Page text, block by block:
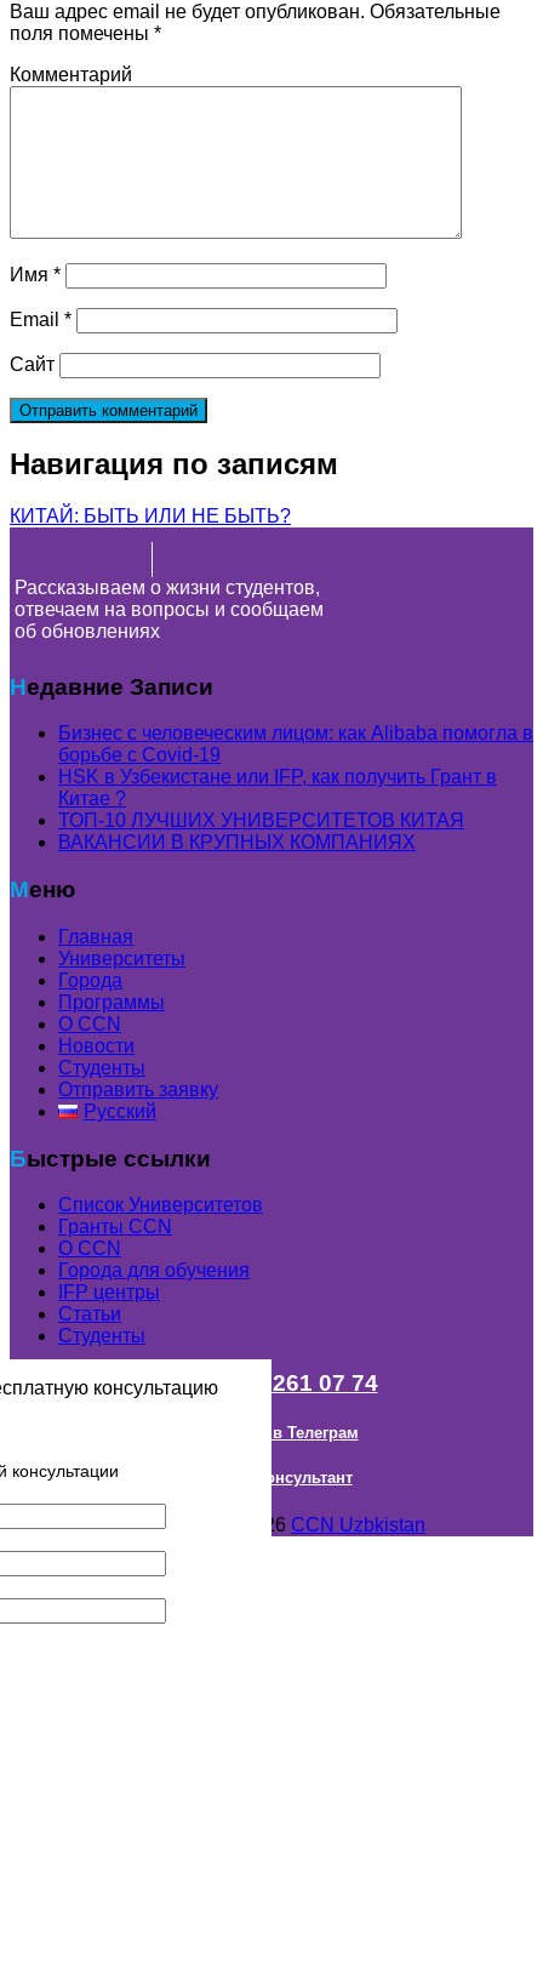
Ваш адрес email не будет опубликован. Обязательные
поля помечены *
Комментарий
Имя *
Email *
Сайт
Навигация по записям
КИТАЙ: БЫТЬ ИЛИ НЕ БЫТЬ?
Рассказываем о жизни студентов,
отвечаем на вопросы и сообщаем
об обновлениях
Недавние Записи
Бизнес с человеческим лицом: как Alibaba помогла в
борьбе с Covid-19
HSK в Узбекистане или IFP, как получить Грант в
Китае ?
ТОП-10 ЛУЧШИХ УНИВЕРСИТЕТОВ КИТАЯ
ВАКАНСИИ В КРУПНЫХ КОМПАНИЯХ
Меню
Главная
Университеты
Города
Программы
О CCN
Новости
Студенты
Отправить заявку
Русский
Быстрые ссылки
Список Университетов
Гранты ССN
О ССN
Города для обучения
IFP центры
Статьи
Студенты
+998 (98) 261 07 74
Наш канал в Телеграм
Онлайн Консультант
Авторское право © 2018- 2026 CCN Uzbkistan
консультацию
консультации